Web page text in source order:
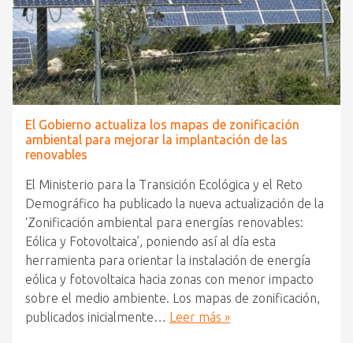
El Gobierno actualiza los mapas de zonificación
ambiental para mejorar la implantación de las
renovables
El Ministerio para la Transición Ecológica y el Reto
Demográfico ha publicado la nueva actualización de la
‘Zonificación ambiental para energías renovables:
Eólica y Fotovoltaica’, poniendo así al día esta
herramienta para orientar la instalación de energía
eólica y fotovoltaica hacia zonas con menor impacto
sobre el medio ambiente. Los mapas de zonificación,
publicados inicialmente… Leer más »